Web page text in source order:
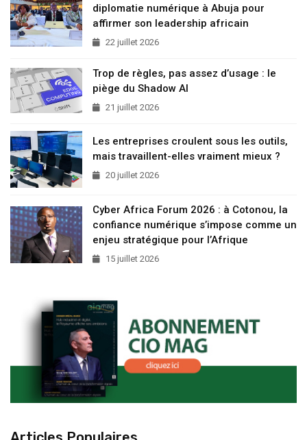
diplomatie numérique à Abuja pour
affirmer son leadership africain
22 juillet 2026
Trop de règles, pas assez d’usage : le
piège du Shadow AI
21 juillet 2026
Les entreprises croulent sous les outils,
mais travaillent-elles vraiment mieux ?
20 juillet 2026
Cyber Africa Forum 2026 : à Cotonou, la
confiance numérique s’impose comme un
enjeu stratégique pour l’Afrique
15 juillet 2026